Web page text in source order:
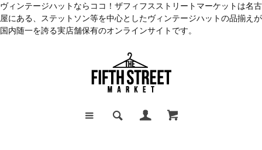
ヴィンテージハットならココ！ザフィフスストリートマーケットは名古
屋にある、ステットソン等を中心としたヴィンテージハットの品揃えが
国内随一を誇る実店舗保有のオンラインサイトです。